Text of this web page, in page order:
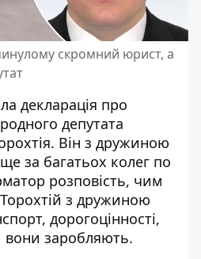
скромний юрист, а
декларація про
депутата
Він з дружиною
за багатьох колег по
розповість, чим
з дружиною
дорогоцінності,
вони заробляють.